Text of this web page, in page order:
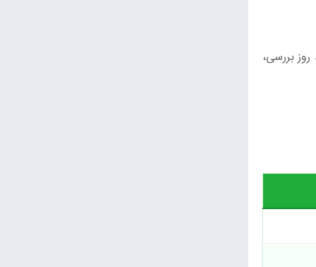
بررسی،